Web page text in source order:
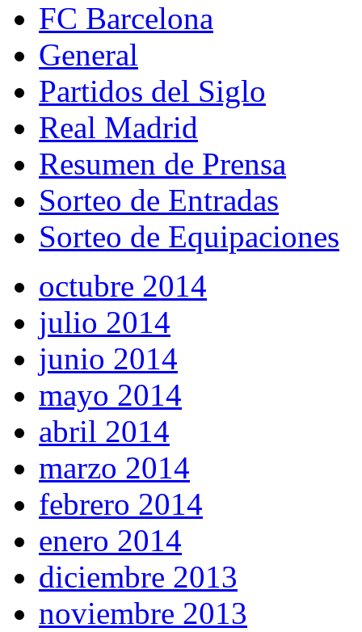
FC Barcelona
General
Partidos del Siglo
Real Madrid
Resumen de Prensa
Sorteo de Entradas
Sorteo de Equipaciones
octubre 2014
julio 2014
junio 2014
mayo 2014
abril 2014
marzo 2014
febrero 2014
enero 2014
diciembre 2013
noviembre 2013